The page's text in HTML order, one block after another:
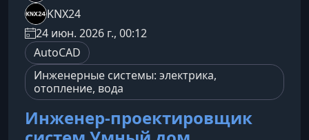
KNX24
24 июн. 2026 г., 00:12
AutoCAD
Инженерные системы: электрика,
отопление, вода
Инженер-проектировщик